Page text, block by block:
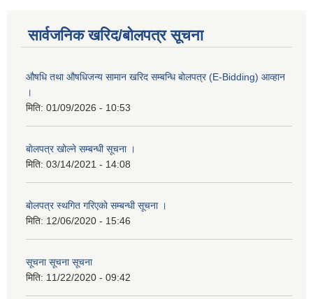
सार्वजनिक खरिद/बोलपत्र सूचना
औषधि तथा औषधिजन्य सामान खरिद सम्बन्धि बोलपत्र (E-Bidding) आव्हान
।
मिति: 01/09/2026 - 10:53
बाेलपत्र खोल्ने सम्बन्धी सूचना ।
मिति: 03/14/2021 - 14:08
बाेलपत्र स्थगित गरिएकाे सम्बन्धी सूचना ।
मिति: 12/06/2020 - 15:46
सूचना सूचना सूचना
मिति: 11/22/2020 - 09:42